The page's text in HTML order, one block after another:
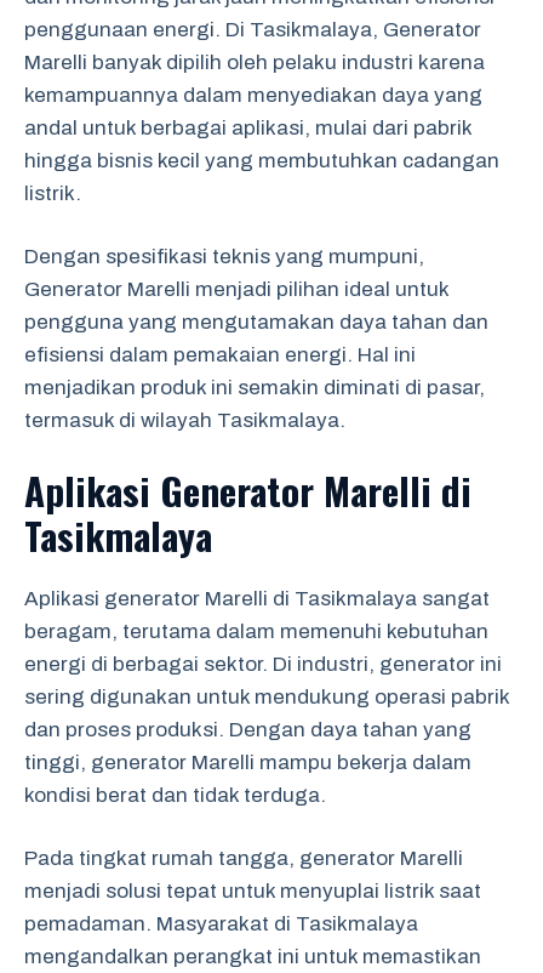
penggunaan energi. Di Tasikmalaya, Generator
Marelli banyak dipilih oleh pelaku industri karena
kemampuannya dalam menyediakan daya yang
andal untuk berbagai aplikasi, mulai dari pabrik
hingga bisnis kecil yang membutuhkan cadangan
listrik.
Dengan spesifikasi teknis yang mumpuni,
Generator Marelli menjadi pilihan ideal untuk
pengguna yang mengutamakan daya tahan dan
efisiensi dalam pemakaian energi. Hal ini
menjadikan produk ini semakin diminati di pasar,
termasuk di wilayah Tasikmalaya.
Aplikasi Generator Marelli di
Tasikmalaya
Aplikasi generator Marelli di Tasikmalaya sangat
beragam, terutama dalam memenuhi kebutuhan
energi di berbagai sektor. Di industri, generator ini
sering digunakan untuk mendukung operasi pabrik
dan proses produksi. Dengan daya tahan yang
tinggi, generator Marelli mampu bekerja dalam
kondisi berat dan tidak terduga.
Pada tingkat rumah tangga, generator Marelli
menjadi solusi tepat untuk menyuplai listrik saat
pemadaman. Masyarakat di Tasikmalaya
mengandalkan perangkat ini untuk memastikan